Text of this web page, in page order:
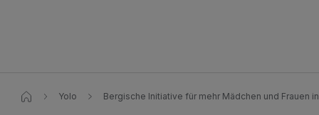
Yolo Bergische Initiative für mehr Mädchen und Frauen